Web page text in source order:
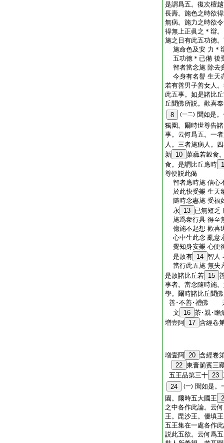
是謂爲五。復次檀
長壽。施色之時欲
無病。施力之時欲
得無上正眞之＊辯
施之日有此五功徳
施命色及安 力＊
五功徳＊已備 後
智者當念施 除去
今身有名譽 生天
若有善男子善女人
此五事。如是諸比
丘聞佛所説。歡喜
8
(一二) 聞如是
獨園。爾時世尊告
事。云何爲五。一
人。三者施病人。
新 10 菓蓏若穀食
食。是謂比丘應時
尊便説此偈
智者應時施 信心
於此快受樂 生天
隨時念惠施 受福
永
13 已無短乏
施爲衆行具 得至
億施不起想 歡喜
心中生此念 亂意
覺知身安樂 心便
是故有 14 智人
當行此五施 無失
是故諸比丘若 15
事者。當念隨時施
學。爾時諸比丘聞
善･不善･禮佛
文
16 茶･親･
増壹阿 17 含經卷
増壹阿 20 含經卷
22 東晋罽賓三
五王品第三十 23
24
(一) 聞如是。
園。爾時五大國王
之中各作此論。云
王。毘沙王。優填
五王集在一處各作
説此五欲。云何爲